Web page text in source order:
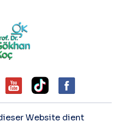
Website dient